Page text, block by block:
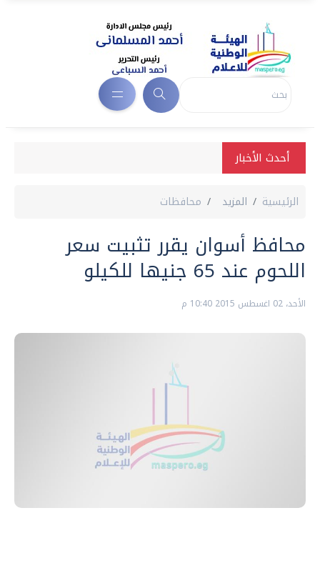
أحدث الأخبار
الرئيسية المزيد محافظات
محافظ أسوان يقرر تثبيت سعر
اللحوم عند 65 جنيها للكيلو
الأحد، 02 اغسطس 2015 10:40 م